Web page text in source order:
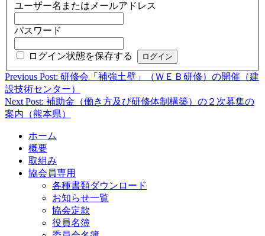
ユーザー名またはメールアドレス
パスワード
ログイン状態を保存する
投
稿
ナ
Previous Post: 研修会「補強土壁」（ＷＥＢ研修）の開催（建
設技術センター）
Next Post: 補助金（働き方及び研修体制構築）の２次募集の
案内（熊本県）
ホーム
概要
取組み
協会員専用
各種書類ダウンロード
お知らせ一覧
協会定款
役員名簿